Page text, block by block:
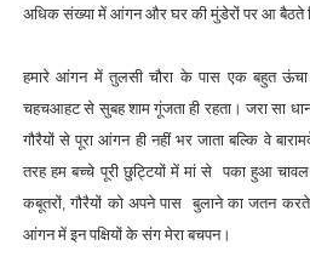
अधिक संख्या में आंगन और घर की मुंडेरों पर आ बैठते
हमारे आंगन में तुलसी चौरा के पास एक बहुत
चहचआहट से सुबह शाम गूंजता ही रहता। जरा सा धान
गौरैयों से पूरा आंगन ही नहीं भर जाता बल्कि वे
तरह हम बच्चे पूरी छुट्टियों में मां से पका हुआ
कबूतरों, गौरैयों को अपने पास बुलाने का जतन
आंगन में इन पक्षियों के संग मेरा बचपन।